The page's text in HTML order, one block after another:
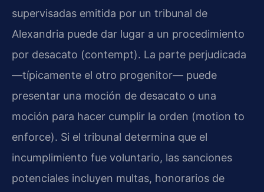
supervisadas emitida por un tribunal de
Alexandria puede dar lugar a un procedimiento
por desacato (contempt). La parte perjudicada
—típicamente el otro progenitor— puede
presentar una moción de desacato o una
moción para hacer cumplir la orden (motion to
enforce). Si el tribunal determina que el
incumplimiento fue voluntario, las sanciones
potenciales incluyen multas, honorarios de